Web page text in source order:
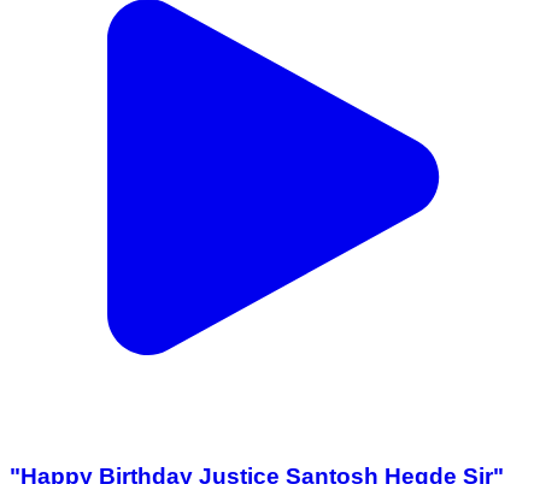
"Happy Birthday Justice Santosh Hegde Sir"